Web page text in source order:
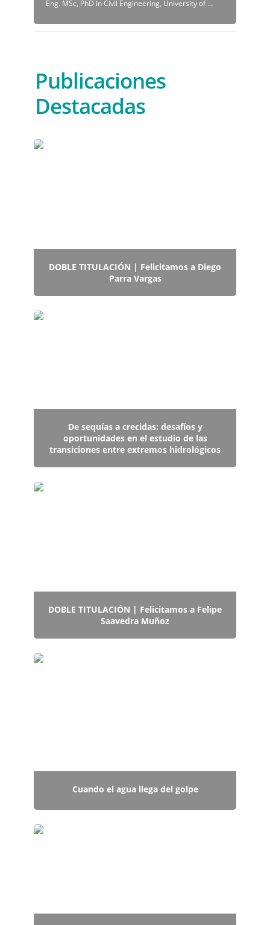
Eng. MSc, PhD in Civil Engineering, University of Colorado at Boulder, USA
Publicaciones
Destacadas
DOBLE TITULACIÓN | Felicitamos a Diego Parra
DOBLE TITULACIÓN | Felicitamos a Diego
Parra Vargas
De sequías a crecidas: desafíos y oportunidades
De sequías a crecidas: desafíos y
oportunidades en el estudio de las
transiciones entre extremos hidrológicos
DOBLE TITULACIÓN | Felicitamos a Felipe
DOBLE TITULACIÓN | Felicitamos a Felipe
Saavedra Muñoz
Cuando el agua llega del golpe
Cuando el agua llega del golpe
Cupos Completos - Diplomado en Modelación y